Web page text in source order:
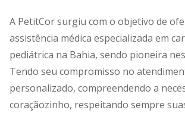
A PetitCor surgiu com o objetivo de
assistência médica especializada em
pediátrica na Bahia, sendo pioneira
Tendo seu compromisso no
personalizado, compreendendo a
coraçãozinho, respeitando sempre